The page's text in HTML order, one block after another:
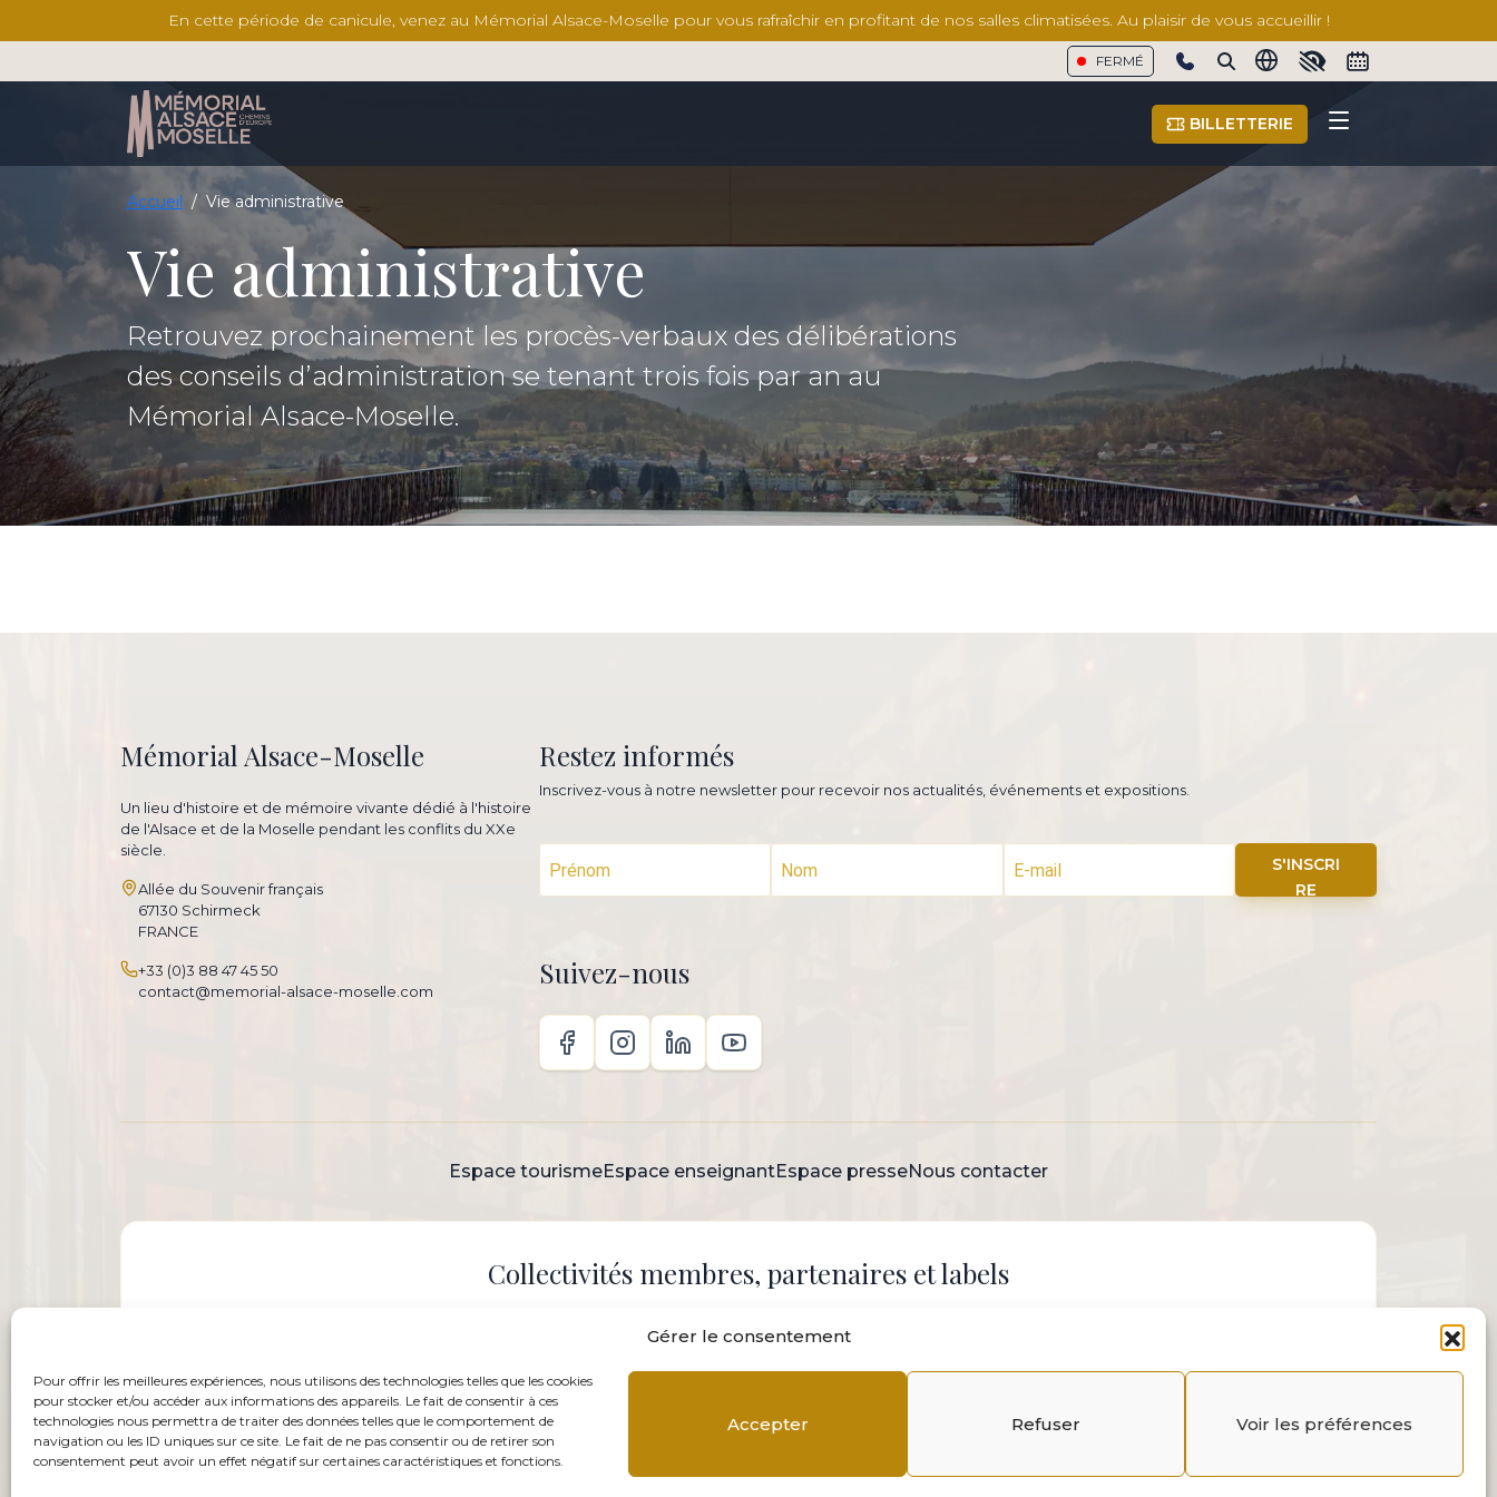
Gérer le consentement
Pour offrir les meilleures expériences, nous utilisons des technologies telles que les cookies
pour stocker et/ou accéder aux informations des appareils. Le fait de consentir à ces
technologies nous permettra de traiter des données telles que le comportement de
navigation ou les ID uniques sur ce site. Le fait de ne pas consentir ou de retirer son
consentement peut avoir un effet négatif sur certaines caractéristiques et fonctions.
Accepter Refuser Voir les préférences
En cette période de canicule, venez au Mémorial Alsace-Moselle pour vous rafraîchir en profitant de nos salles climatisées. Au plaisir de vous accueillir !
FERMÉ
Show phone number
BILLETTERIE
Accueil / Vie administrative
Vie administrative
Retrouvez prochainement les procès-verbaux des délibérations
des conseils d’administration se tenant trois fois par an au
Mémorial Alsace-Moselle.
Mémorial Alsace-Moselle
Un lieu d'histoire et de mémoire vivante dédié à l'histoire
de l'Alsace et de la Moselle pendant les conflits du XXe
siècle.
Allée du Souvenir français
67130 Schirmeck
FRANCE
+33 (0)3 88 47 45 50
contact@memorial-alsace-moselle.com
Restez informés
Inscrivez-vous à notre newsletter pour recevoir nos actualités, événements et expositions.
S'INSCRI
RE
Suivez-nous
Espace tourismeEspace enseignantEspace presseNous contacter
Collectivités membres, partenaires et labels